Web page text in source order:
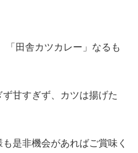
「田舎カツカレー」なるも
甘すぎず、カツは揚げた
是非機会があればご賞味く